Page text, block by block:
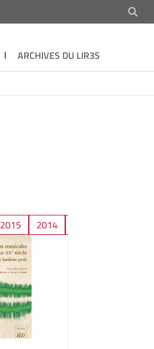
ARCHIVES DU LIR3S
2015 2014